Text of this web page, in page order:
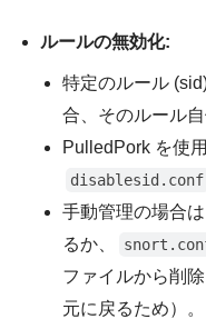
ルールの無効化:
特定のルール
合、そのルール
PulledPork を使
disablesid.conf
手動管理の場合
るか、
ファイルから削
元に戻るため）。